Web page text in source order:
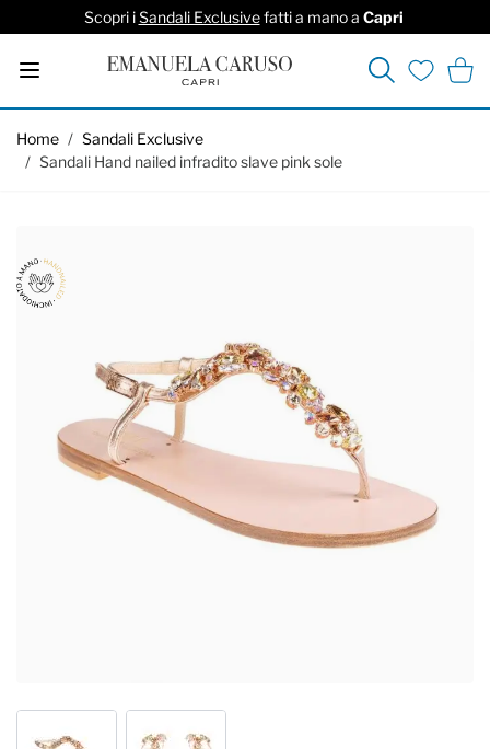
Scopri iSandali Exclusivefatti a mano a Capri
Cerca
Home / Sandali Exclusive
/ Sandali Hand nailed infradito slave pink sole